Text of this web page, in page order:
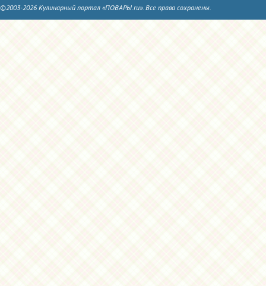
©2003-2026 Кулинарный портал «ПОВАРЫ.ru». Все права сохранены.